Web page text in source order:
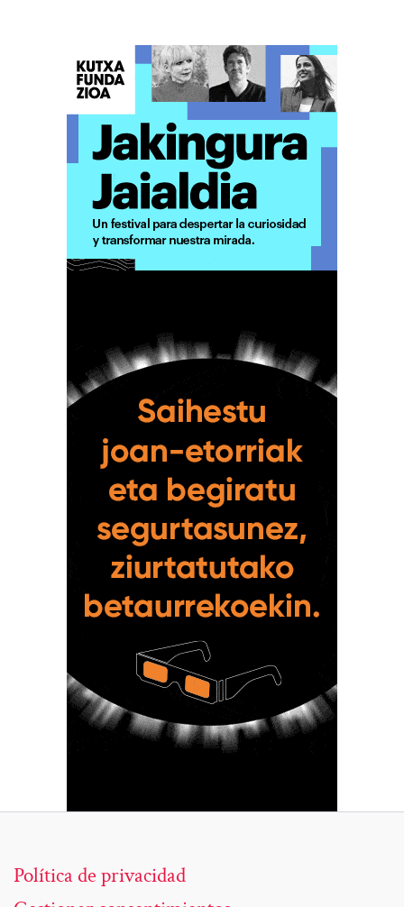
Política de privacidad